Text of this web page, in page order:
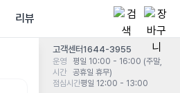
리뷰
고객센터1644-3955
운영
시간
평일 10:00 - 16:00 (주말,
공휴일 휴무)
점심시간평일 12:00 - 13:00